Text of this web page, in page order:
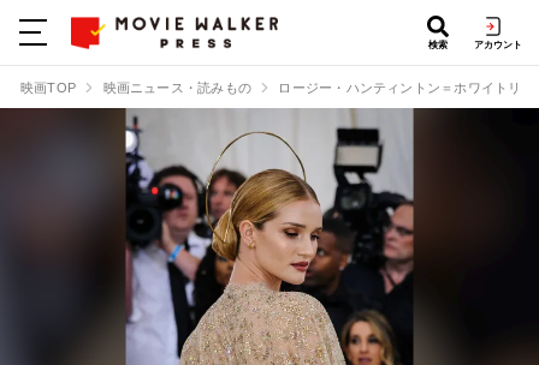
検索 アカウント
映画TOP 映画ニュース・読みもの ロージー・ハンティントン＝ホワイトリ